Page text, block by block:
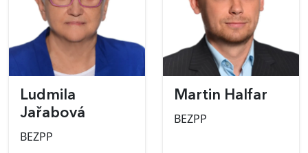
Ludmila
Jařabová
BEZPP
Martin Halfar
BEZPP